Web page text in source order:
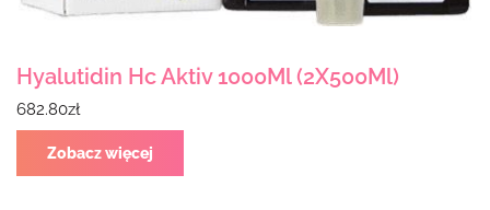
Hyalutidin Hc Aktiv 1000Ml (2X500Ml)
682.80zł
Zobacz więcej